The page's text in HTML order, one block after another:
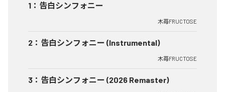
1 ： 告白シンフォニー
木苺FRUCTOSE
2 ： 告白シンフォニー (Instrumental)
木苺FRUCTOSE
3 ： 告白シンフォニー (2026 Remaster)